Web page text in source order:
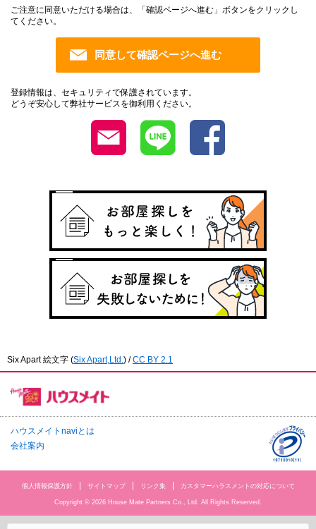
ご注意に同意いただける場合は、「確認ページへ進む」ボタンをクリックし
てください。
登録情報は、セキュリティで保護されています。
どうぞ安心して弊社サービスを御利用ください。
Six Apart 絵文字 (Six Apart,Ltd. ) /CC BY 2.1
ハウスメイトnaviとは
会社案内
個人情報保護方針 サイトマップ リンク集 カスタマーハラスメントの対応について
Copyright © 2026 House Mate Partners Co., Ltd. All Rights Reserved.